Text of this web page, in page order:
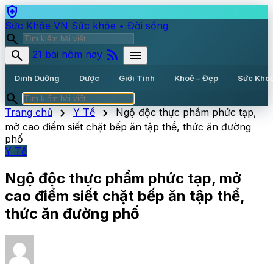
health_and_safety
Sức Khỏe VN Sức khỏe • Đời sống
search
search
21 bài hôm nay rss_feed menu
Dinh Dưỡng Dược Giới Tính Khoẻ – Đẹp Sức
search
Trang chủ chevron_right Y Tế chevron_right Ngộ độc thực phẩm phức tạp,
mở cao điểm siết chặt bếp ăn tập thể, thức ăn đường
phố
Y Tế
Ngộ độc thực phẩm phức tạp, mở
cao điểm siết chặt bếp ăn tập thể,
thức ăn đường phố